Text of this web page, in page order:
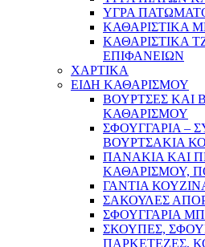
ΥΓΡΑ
ΚΑΘΑΡΙΣΤΙΚΑ
ΚΑΘΑΡΙΣΤΙΚΑ
ΕΠΙΦΑΝΕΙΩΝ
ΧΑΡΤΙΚΑ
ΕΙΔΗ ΚΑΘΑΡΙΣΜΟΥ
ΒΟΥΡΤΣΕΣ ΚΑΙ
ΚΑΘΑΡΙΣΜΟΥ
ΣΦΟΥΓΓΑΡΙΑ –
ΒΟΥΡΤΣΑΚΙΑ
ΠΑΝΑΚΙΑ ΚΑΙ
ΚΑΘΑΡΙΣΜΟΥ,
ΓΑΝΤΙΑ
ΣΑΚΟΥΛΕΣ
ΣΦΟΥΓΓΑΡΙΑ
ΣΚΟΥΠΕΣ,
ΠΑΡΚΕΤΕΖΕΣ,